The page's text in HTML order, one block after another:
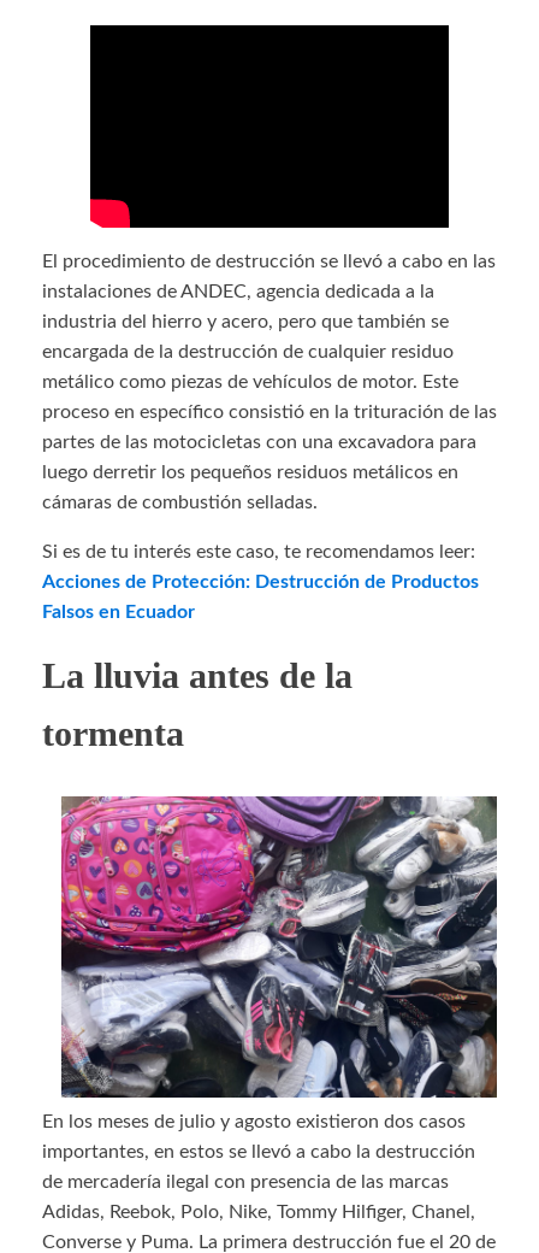
El procedimiento de destrucción se llevó a cabo en las
instalaciones de ANDEC, agencia dedicada a la
industria del hierro y acero, pero que también se
encargada de la destrucción de cualquier residuo
metálico como piezas de vehículos de motor. Este
proceso en específico consistió en la trituración de las
partes de las motocicletas con una excavadora para
luego derretir los pequeños residuos metálicos en
cámaras de combustión selladas.
Si es de tu interés este caso, te recomendamos leer:
Acciones de Protección: Destrucción de Productos
Falsos en Ecuador
La lluvia antes de la
tormenta
En los meses de julio y agosto existieron dos casos
importantes, en estos se llevó a cabo la destrucción
de mercadería ilegal con presencia de las marcas
Adidas, Reebok, Polo, Nike, Tommy Hilfiger, Chanel,
Converse y Puma. La primera destrucción fue el 20 de